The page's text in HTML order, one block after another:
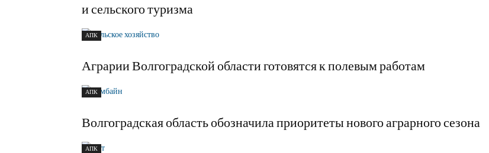
и сельского туризма
АПК
Аграрии Волгоградской области готовятся к полевым работам
АПК
Волгоградская область обозначила приоритеты нового аграрного сезона
АПК